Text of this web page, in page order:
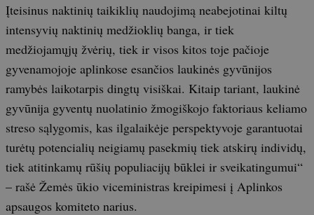
Įteisinus naktinių taikiklių naudojimą neabejotinai kiltų
intensyvių naktinių medžioklių banga, ir tiek
medžiojamųjų žvėrių, tiek ir visos kitos toje pačioje
gyvenamojoje aplinkose esančios laukinės gyvūnijos
ramybės laikotarpis dingtų visiškai. Kitaip tariant, laukinė
gyvūnija gyventų nuolatinio žmogiškojo faktoriaus keliamo
streso sąlygomis, kas ilgalaikėje perspektyvoje garantuotai
turėtų potencialių neigiamų pasekmių tiek atskirų individų,
tiek atitinkamų rūšių populiacijų būklei ir sveikatingumui“
– rašė Žemės ūkio viceministras kreipimesi į Aplinkos
apsaugos komiteto narius.